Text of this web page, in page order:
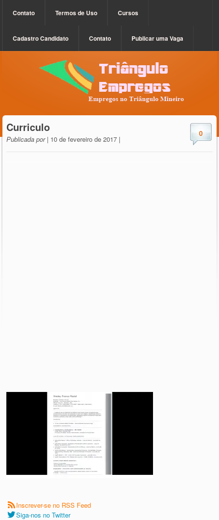
Contato Termos de Uso Cursos
Cadastro Candidato Contato Publicar uma Vaga
0
Curriculo
Publicada por| 10 de fevereiro de 2017 |
Inscrever-se no RSS Feed
Siga-nos no Twitter